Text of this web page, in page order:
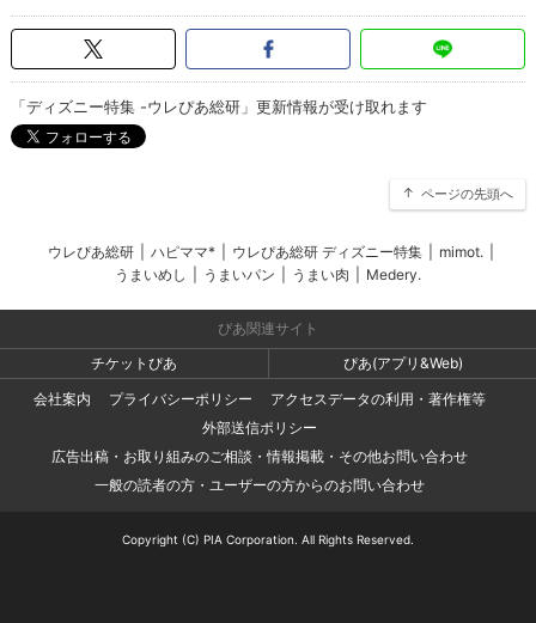
「ディズニー特集 -ウレぴあ総研」更新情報が受け取れます
ページの先頭へ
ウレぴあ総研 ハピママ* ウレぴあ総研 ディズニー特集 mimot.
うまいめし
うまいパン うまい肉 Medery.
ぴあ関連サイト
チケットぴあ
ぴあ(アプリ&Web)
会社案内
プライバシーポリシー
アクセスデータの利用・著作権等
外部送信ポリシー
広告出稿・お取り組みのご相談・情報掲載・その他お問い合わせ
一般の読者の方・ユーザーの方からのお問い合わせ
Copyright (C) PIA Corporation. All Rights Reserved.